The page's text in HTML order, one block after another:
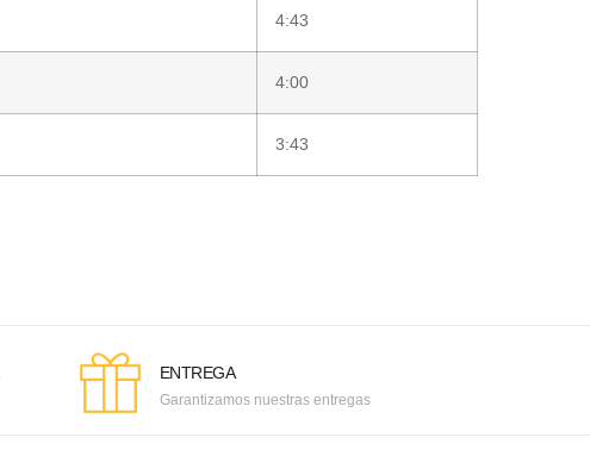
4:43
4:00
3:43
ENTREGA
Garantizamos nuestras entregas